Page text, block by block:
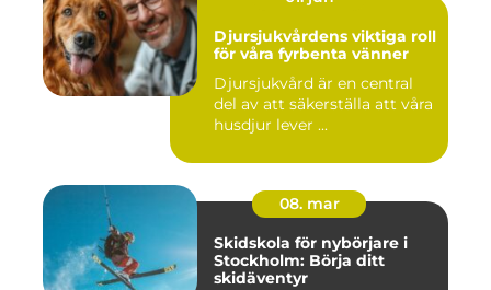
Djursjukvårdens viktiga roll
för våra fyrbenta vänner
Djursjukvård är en central
del av att säkerställa att våra
husdjur lever ...
08. mar
Skidskola för nybörjare i
Stockholm: Börja ditt
skidäventyr